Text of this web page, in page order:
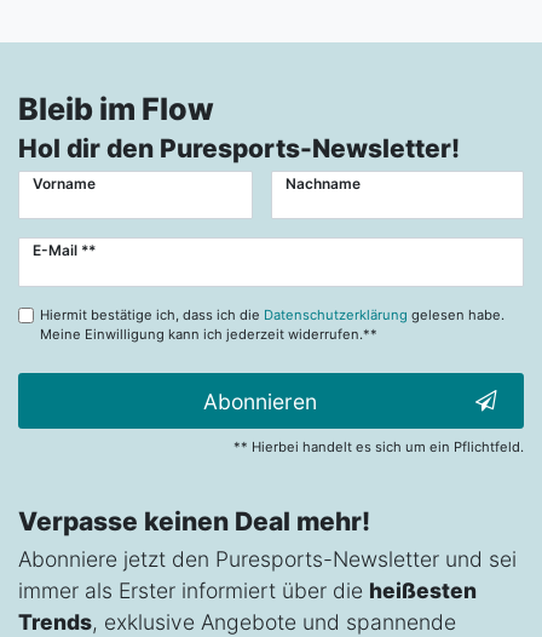
Bleib im Flow
Hol dir den Puresports-Newsletter!
Vorname Nachname
E-Mail **
Newsletter
Hiermit bestätige ich, dass ich die Datenschutzerklärung gelesen habe.
Meine Einwilligung kann ich jederzeit widerrufen.**
Abonnieren
** Hierbei handelt es sich um ein Pflichtfeld.
Verpasse keinen Deal mehr!
Abonniere jetzt den Puresports-Newsletter und sei
immer als Erster informiert über die heißesten
Trends, exklusive Angebote und spannende